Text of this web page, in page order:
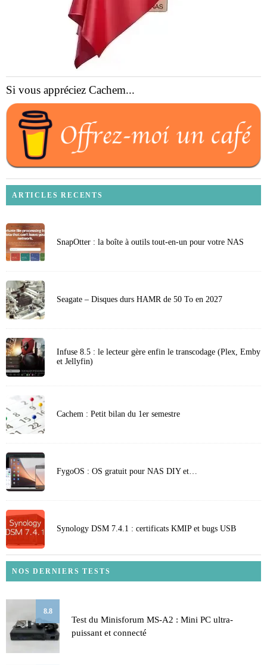
Si vous appréciez Cachem...
ARTICLES RECENTS
SnapOtter : la boîte à outils tout-en-un pour votre NAS
Seagate – Disques durs HAMR de 50 To en 2027
Infuse 8.5 : le lecteur gère enfin le transcodage (Plex, Emby
et Jellyfin)
Cachem : Petit bilan du 1er semestre
FygoOS : OS gratuit pour NAS DIY et…
Synology DSM 7.4.1 : certificats KMIP et bugs USB
NOS DERNIERS TESTS
8.8
Test du Minisforum MS-A2 : Mini PC ultra-
puissant et connecté